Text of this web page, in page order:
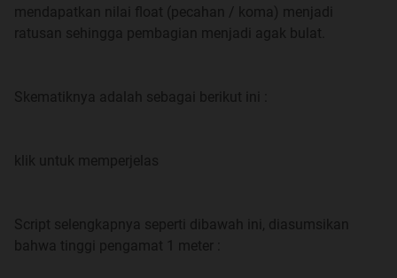
Spoiler for :
mendapatkan nilai float (pecahan / koma) menjadi
ratusan sehingga pembagian menjadi agak bulat.
Skematiknya adalah sebagai berikut ini :
klik untuk memperjelas
Script selengkapnya seperti dibawah ini, diasumsikan
bahwa tinggi pengamat 1 meter :